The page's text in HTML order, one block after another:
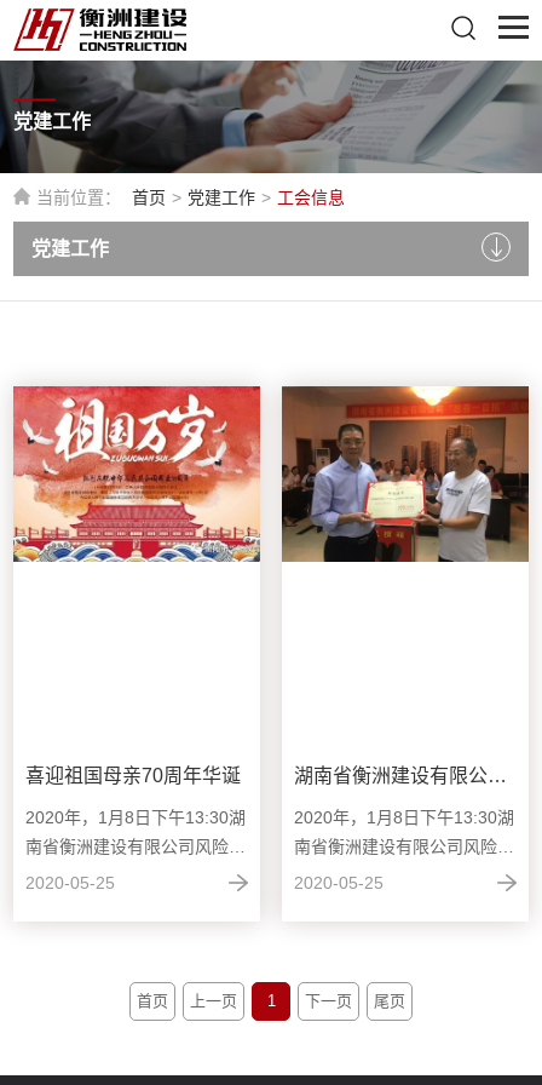
党建工作
当前位置： 首页 > 党建工作 > 工会信息
党建工作
喜迎祖国母亲70周年华诞
2020年，1月8日下午13:30湖
南省衡洲建设有限公司风险控
制、管理提升交流会准时召
2020-05-25
湖南省衡洲建设有限公司“慈善一日捐”
2020年，1月8日下午13:30湖
南省衡洲建设有限公司风险控
制、管理提升交流会准时召
2020-05-25
首页 上一页 1 下一页 尾页